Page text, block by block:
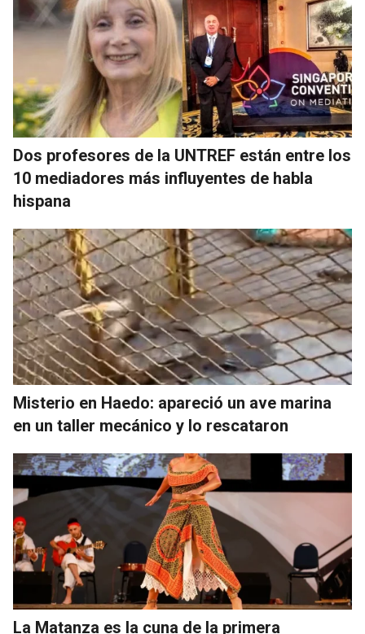
Dos profesores de la UNTREF están entre los
10 mediadores más influyentes de habla
hispana
Misterio en Haedo: apareció un ave marina
en un taller mecánico y lo rescataron
La Matanza es la cuna de la primera